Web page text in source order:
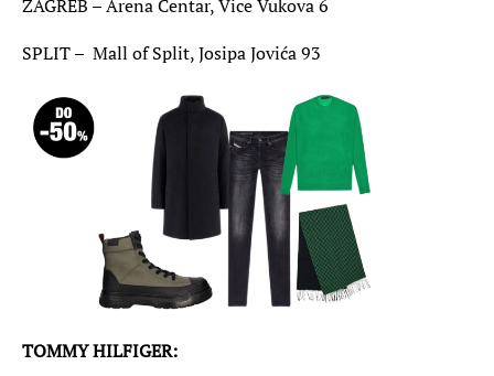
ZAGREB – Arena Centar, Vice Vukova 6
SPLIT – Mall of Split, Josipa Jovića 93
TOMMY HILFIGER: